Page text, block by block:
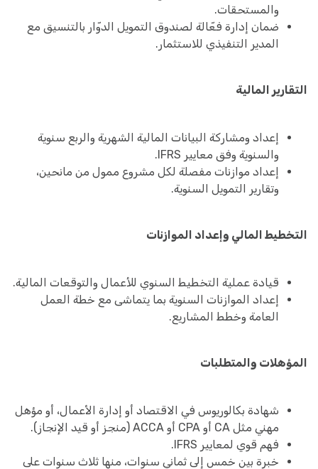
والمستحقات.
ضمان إدارة فعّالة لصندوق التمويل الدوّار بالتنسيق مع
المدير التنفيذي للاستثمار.
التقارير المالية
إعداد ومشاركة البيانات المالية الشهرية والربع سنوية
والسنوية وفق معايير IFRS.
إعداد موازنات مفصلة لكل مشروع ممول من مانحين،
وتقارير التمويل السنوية.
التخطيط المالي وإعداد الموازنات
قيادة عملية التخطيط السنوي للأعمال والتوقعات المالية.
إعداد الموازنات السنوية بما يتماشى مع خطة العمل
العامة وخطط المشاريع.
المؤهلات والمتطلبات
شهادة بكالوريوس في الاقتصاد أو إدارة الأعمال، أو مؤهل
مهني مثل CA أو CPA أو ACCA (منجز أو قيد الإنجاز).
فهم قوي لمعايير IFRS.
خبرة بين خمس إلى ثماني سنوات، منها ثلاث سنوات على